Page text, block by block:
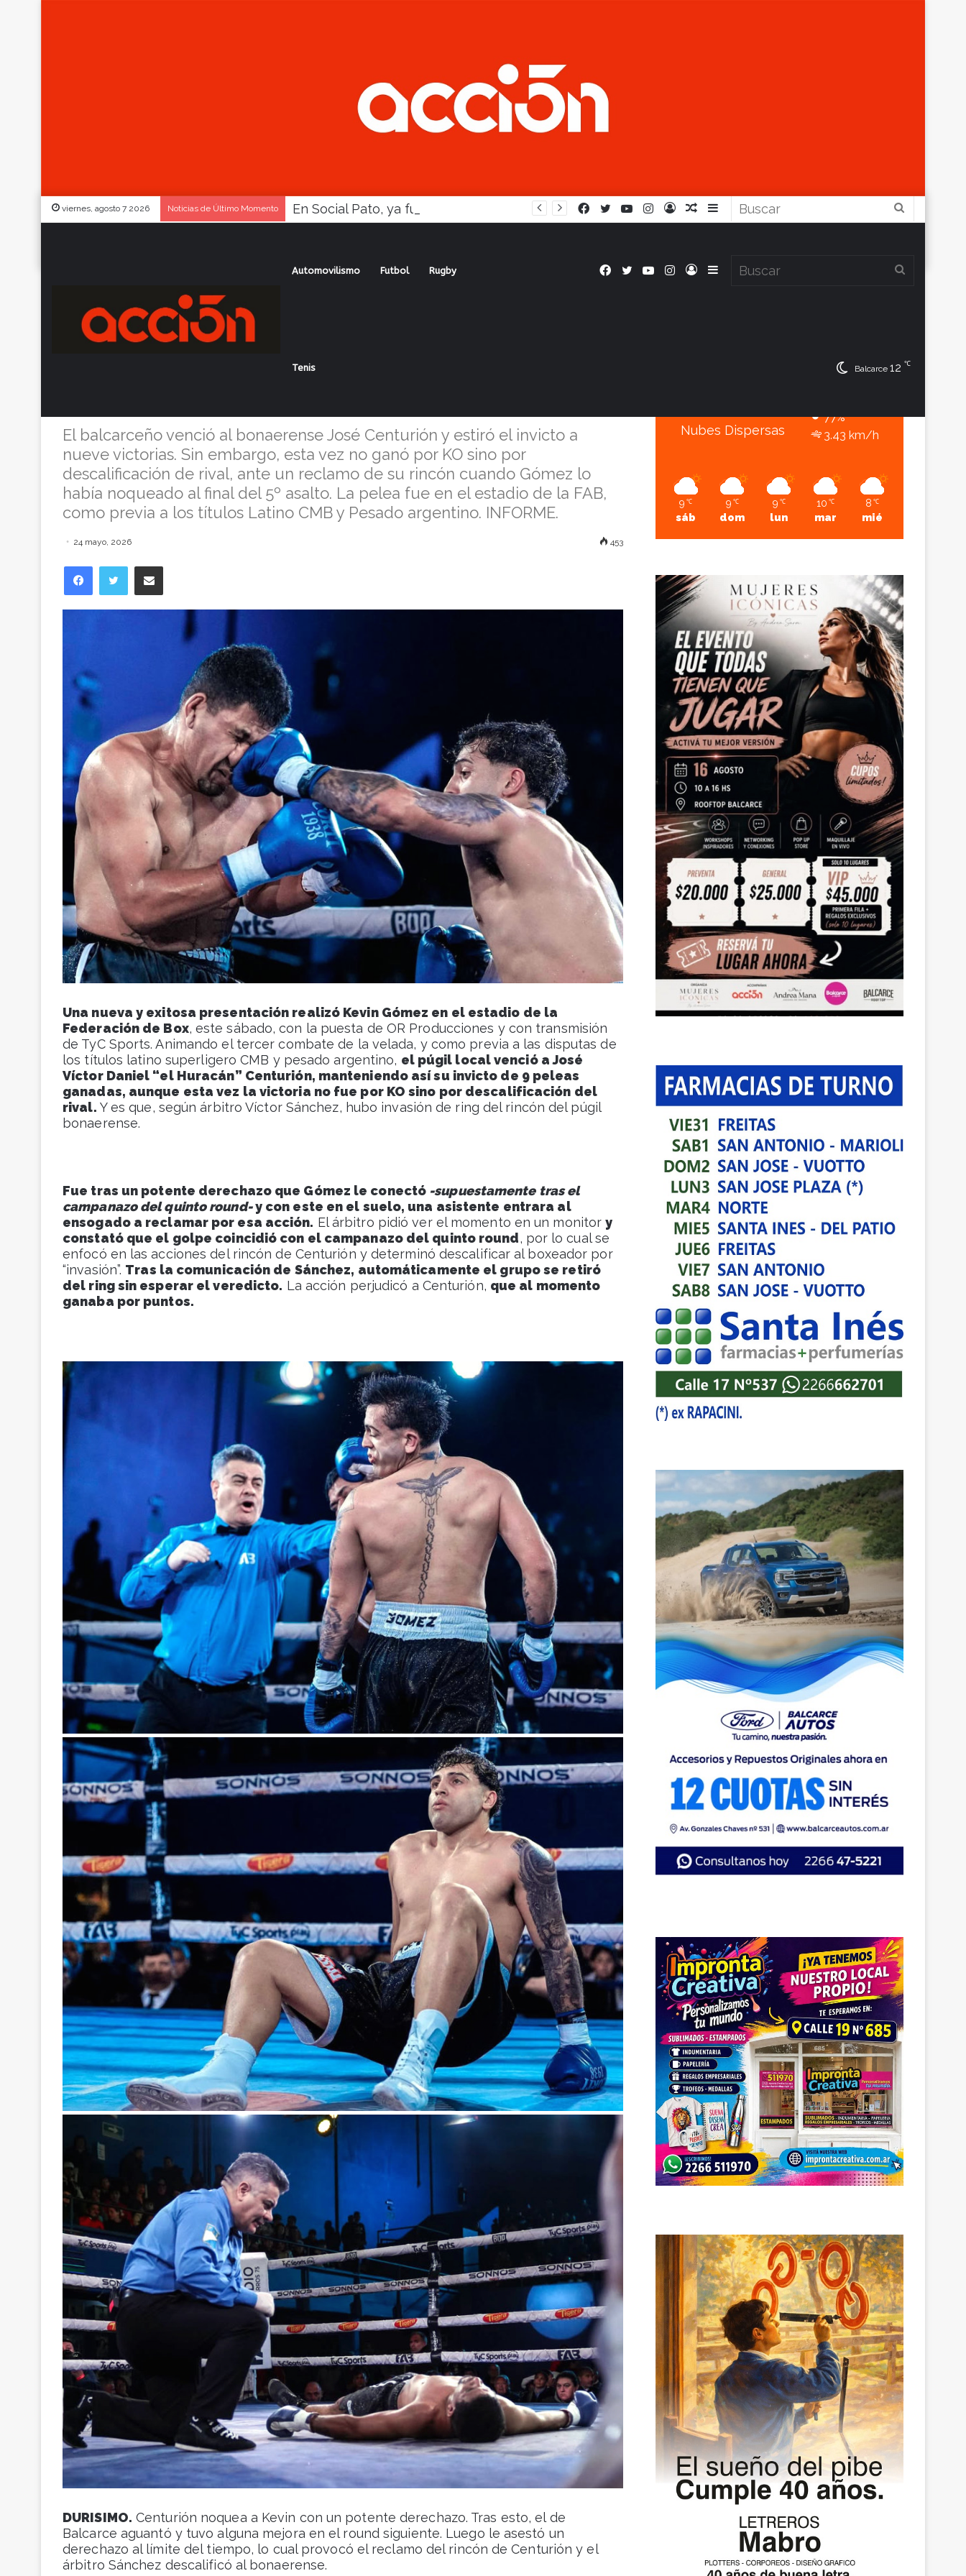
viernes, agosto 7 2026 Noticias de Último Momento
Barra
Artículo
Iniciar
Instagram
YouTube
Twitter
Facebook
Automovilismo Futbol Rugby
Tenis
Barra
Iniciar
Instagram
YouTube
Twitter
Facebook
Balcarce 12 ℃
Actualidad/ Boxeo: Kevin Gómez volvió a ganar, pero con polémica
Boxeo: Kevin Gómez volvió a
El balcarceño venció al bonaerense José Centurión y estiró el invicto a
nueve victorias. Sin embargo, esta vez no ganó por KO sino por
descalificación de rival, ante un reclamo de su rincón cuando Gómez lo
había noqueado al final del 5º asalto. La pelea fue en el estadio de la FAB,
como previa a los títulos Latino CMB y Pesado argentino. INFORME.
24 mayo, 2026 453
Facebook
Una nueva y exitosa presentación realizó Kevin Gómez en el estadio de la
Federación de Box, este sábado, con la puesta de OR Producciones y con transmisión
de TyC Sports. Animando el tercer combate de la velada, y como previa a las disputas de
los títulos latino superligero CMB y pesado argentino, el púgil local venció a José
Víctor Daniel “el Huracán” Centurión, manteniendo así su invicto de 9 peleas
ganadas, aunque esta vez la victoria no fue por KO sino por descalificación del
rival. Y es que, según árbitro Víctor Sánchez, hubo invasión de ring del rincón del púgil
bonaerense.
Fue tras un potente derechazo que Gómez le conectó -supuestamente tras el
campanazo del quinto round-y con este en el suelo, una asistente entrara al
ensogado a reclamar por esa acción. El árbitro pidió ver el momento en un monitory
constató que el golpe coincidió con el campanazo del quinto round, por lo cual se
enfocó en las acciones del rincón de Centurión y determinó descalificar al boxeador por
“invasión”. Tras la comunicación de Sánchez, automáticamente el grupo se retiró
del ring sin esperar el veredicto. La acción perjudicó a Centurión, que al momento
ganaba por puntos.
DURISIMO. Centurión noquea a Kevin con un potente derechazo. Tras esto, el de
Balcarce aguantó y tuvo alguna mejora en el round siguiente. Luego le asestó un
derechazo al límite del tiempo, lo cual provocó el reclamo del rincón de Centurión y el
árbitro Sánchez descalificó al bonaerense.
Nubes Dispersas
8
77%
3.43 km/h
9 ℃
sáb
9 ℃
dom
9 ℃
lun
10 ℃
mar
8 ℃
mié